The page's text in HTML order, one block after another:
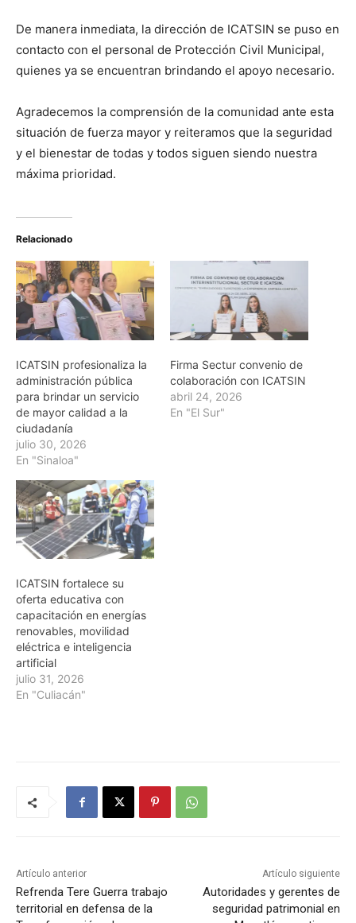
De manera inmediata, la dirección de ICATSIN se puso en
contacto con el personal de Protección Civil Municipal,
quienes ya se encuentran brindando el apoyo necesario.
Agradecemos la comprensión de la comunidad ante esta
situación de fuerza mayor y reiteramos que la seguridad
y el bienestar de todas y todos siguen siendo nuestra
máxima prioridad.
Relacionado
ICATSIN profesionaliza la
administración pública
para brindar un servicio
de mayor calidad a la
ciudadanía
julio 30, 2026
En "Sinaloa"
Firma Sectur convenio de
colaboración con ICATSIN
abril 24, 2026
En "El Sur"
ICATSIN fortalece su
oferta educativa con
capacitación en energías
renovables, movilidad
eléctrica e inteligencia
artificial
julio 31, 2026
En "Culiacán"
Artículo anterior
Refrenda Tere Guerra trabajo
territorial en defensa de la
Artículo siguiente
Autoridades y gerentes de
seguridad patrimonial en